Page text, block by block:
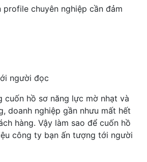
chuyên nghiệp cần đảm
người đọc
cuốn hồ sơ năng lực mờ nhạt và
doanh nghiệp gần nhưu mất hết
hàng. Vậy làm sao để cuốn hồ
công ty bạn ấn tượng tới người